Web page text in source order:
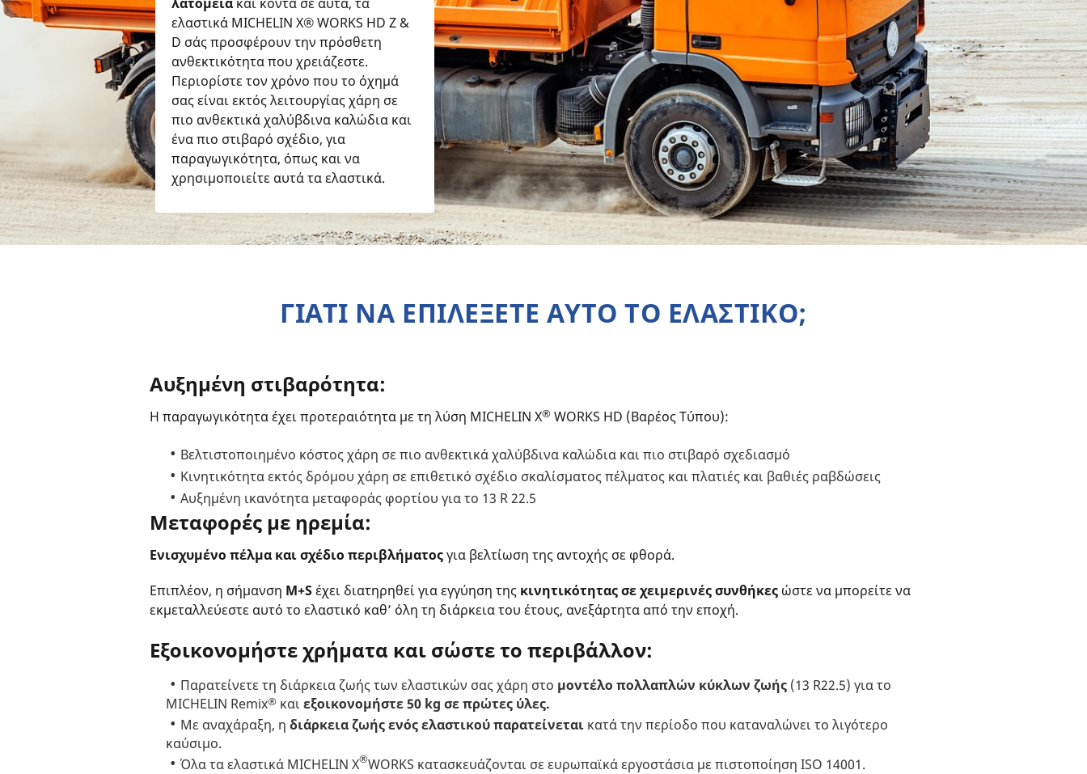
ελαστικά MICHELIN X® WORKS HD Z &
D σάς προσφέρουν την πρόσθετη
ανθεκτικότητα που χρειάζεστε.
Περιορίστε τον χρόνο που το όχημά
σας είναι εκτός λειτουργίας χάρη σε
πιο ανθεκτικά χαλύβδινα καλώδια και
ένα πιο στιβαρό σχέδιο, για
παραγωγικότητα, όπως και να
χρησιμοποιείτε αυτά τα ελαστικά.
ΓΙΑΤΙ ΝΑ ΕΠΙΛΕΞΕΤΕ ΑΥΤΟ ΤΟ ΕΛΑΣΤΙΚΟ;
Αυξημένη στιβαρότητα:
Η παραγωγικότητα έχει προτεραιότητα με τη λύση MICHELIN X®WORKS HD (Βαρέος Τύπου):
Βελτιστοποιημένο κόστος χάρη σε πιο ανθεκτικά χαλύβδινα καλώδια και πιο στιβαρό σχεδιασμό
Κινητικότητα εκτός δρόμου χάρη σε επιθετικό σχέδιο σκαλίσματος πέλματος και πλατιές και βαθιές ραβδώσεις
Αυξημένη ικανότητα μεταφοράς φορτίου για το 13 R 22.5
Μεταφορές με ηρεμία:
Ενισχυμένο πέλμα και σχέδιο περιβλήματοςγια βελτίωση της αντοχής σε φθορά.
Επιπλέον, η σήμανση M+Sέχει διατηρηθεί για εγγύηση της κινητικότητας σε χειμερινές συνθήκεςώστε να μπορείτε να
εκμεταλλεύεστε αυτό το ελαστικό καθ’ όλη τη διάρκεια του έτους, ανεξάρτητα από την εποχή.
Εξοικονομήστε χρήματα και σώστε το περιβάλλον:
Παρατείνετε τη διάρκεια ζωής των ελαστικών σας χάρη στο μοντέλο πολλαπλών κύκλων ζωής (13 R22.5) για το
MICHELIN Remix®καιεξοικονομήστε 50 kg σε πρώτες ύλες.
Με αναχάραξη, η διάρκεια ζωής ενός ελαστικού παρατείνεταικατά την περίοδο που καταναλώνει το λιγότερο
καύσιμο.
Όλα τα ελαστικά MICHELIN X®WORKS κατασκευάζονται σε ευρωπαϊκά εργοστάσια με πιστοποίηση ISO 14001.